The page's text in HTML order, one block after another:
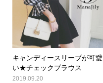
キャンディースリーブが可愛
い★チェックブラウス
2019.09.20